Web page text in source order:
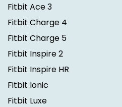
Fitbit Ace 3
Fitbit Charge 4
Fitbit Charge 5
Fitbit Inspire 2
Fitbit Inspire HR
Fitbit Ionic
Fitbit Luxe